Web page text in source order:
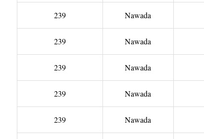
239 Nawada
239 Nawada
239 Nawada
239 Nawada
239 Nawada